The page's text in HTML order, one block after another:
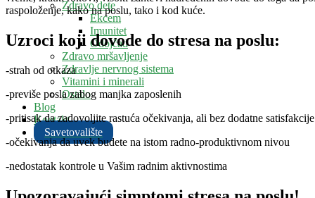
Zdravo dete
Ekcem
Imunitet
Odojčad
Zdravo mršavljenje
Zdravlje nervnog sistema
Vitamini i minerali
Ostalo
Blog
Kontakt
Savetovalište
raspoloženje, kako na poslu, tako i kod kuće.
Uzroci koji dovode do stresa na poslu:
-strah od otkaza
-previše posla zabog manjka zaposlenih
-pritisak da zadovoljite rastuća očekivanja, ali bez dodatne satisfakcije
-očekivanja da uvek budete na istom radno-produktivnom nivou
-nedostatak kontrole u Vašim radnim aktivnostima